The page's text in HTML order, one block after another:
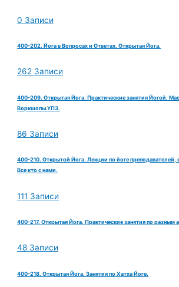
0 Записи
400-202. Йога в Вопросах и Ответах. Открытая Йога.
262 Записи
400-209. Открытая Йога. Практические занятия Йогой.
Воркшопы.УПЗ.
86 Записи
400-210. Открытой Йога. Лекции по йоге преподавателей,
Все кто с нами.
111 Записи
400-217. Открытая Йога. Практические занятия по разным
48 Записи
400-218. Открытая Йога. Занятия по Хатха Йоге.